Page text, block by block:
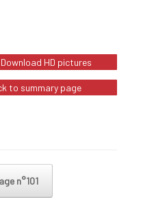
HD pictures
to summary page
n°101